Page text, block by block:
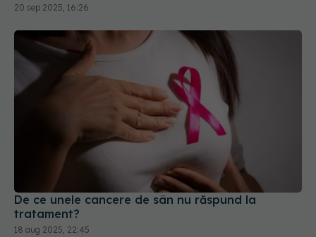
20 sep 2025, 16:26
De ce unele cancere de sân nu răspund la
tratament?
18 aug 2025, 22:45